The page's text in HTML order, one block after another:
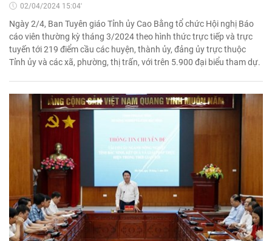
02/04/2024 15:04'
Ngày 2/4, Ban Tuyên giáo Tỉnh ủy Cao Bằng tổ chức Hội nghị Báo
cáo viên thường kỳ tháng 3/2024 theo hình thức trực tiếp và trực
tuyến tới 219 điểm cầu các huyện, thành ủy, đảng ủy trực thuộc
Tỉnh ủy và các xã, phường, thị trấn, với trên 5.900 đại biểu tham dự.